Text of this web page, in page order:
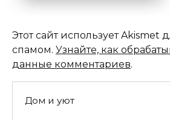
Этот сайт использует Akismet
спамом. Узнайте, как
данные комментариев.
Дом и уют